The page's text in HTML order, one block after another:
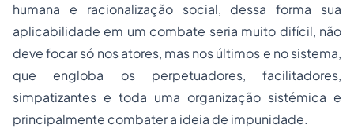
humana e racionalização social, dessa forma sua
aplicabilidade em um combate seria muito difícil, não
deve focar só nos atores, mas nos últimos e no sistema,
que engloba os perpetuadores, facilitadores,
simpatizantes e toda uma organização sistémica e
principalmente combater a ideia de impunidade.